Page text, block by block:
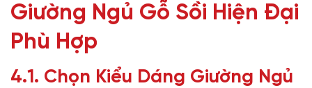
Giường Ngủ Gỗ Sồi Hiện Đại
Phù Hợp
4.1. Chọn Kiểu Dáng Giường Ngủ